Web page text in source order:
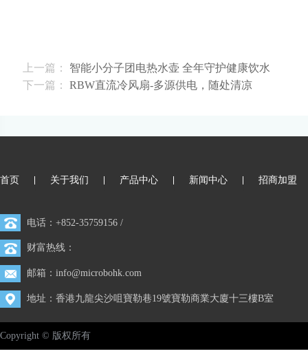
上一篇： 智能小分子团电热水壶 全年守护健康饮水
下一篇： RBW直流冷风扇-多源供电，随处清凉
首页 | 关于我们 | 产品中心 | 新闻中心 | 招商加盟
电话：+852-35759156 /
财富热线：
邮箱：info@microbohk.com
地址：香港九龍尖沙咀寶勒巷19號寶勒商業大廈十三樓B室
Copyright © 版权所有